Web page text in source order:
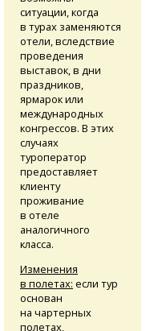
ситуации, когда
в турах заменяются
отели, вследствие
проведения
выставок, в дни
праздников,
ярмарок или
международных
конгрессов. В этих
случаях
туроператор
предоставляет
клиенту
проживание
в отеле
аналогичного
класса.
Изменения
в полетах: если тур
основан
на чартерных
полетах,